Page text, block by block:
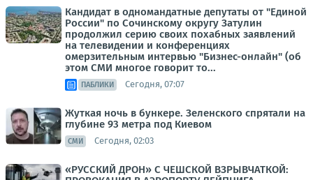
Кандидат в одномандатные депутаты от "Единой
России" по Сочинскому округу Затулин
продолжил серию своих похабных заявлений
на телевидении и конференциях
омерзительным интервью "Бизнес-онлайн" (об
этом СМИ многое говорит то...
ПАБЛИКИ Сегодня, 07:07
Жуткая ночь в бункере. Зеленского спрятали на
глубине 93 метра под Киевом
СМИ Сегодня, 02:03
«РУССКИЙ ДРОН» С ЧЕШСКОЙ ВЗРЫВЧАТКОЙ: